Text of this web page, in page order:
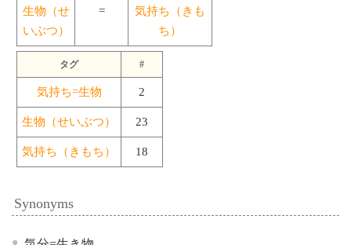
生物（せ
いぶつ）
=
気持ち（きも
ち）
タグ #
気持ち=生物 2
生物（せいぶつ） 23
気持ち（きもち） 18
Synonyms